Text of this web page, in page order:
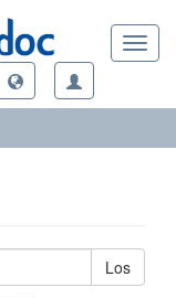
Los